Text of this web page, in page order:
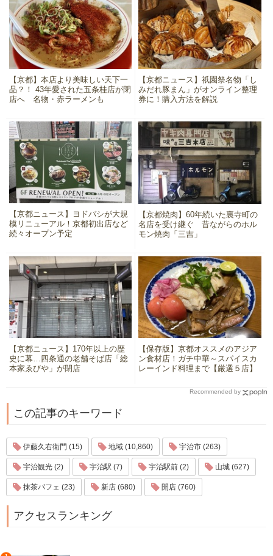
【京都】本店より美味しい天下一
品？！ 43年愛された五条桂店が閉
店へ 名物・赤ラーメンも
【京都ニュース】祇園祭名物「し
みだれ豚まん」がオンライン整理
券に！購入方法を解説
【京都ニュース】ヨドバシが大規
模リニューアル！京都初出店など
続々オープン予定
【京都焼肉】60年続いた裏寺町の
名店を受け継ぐ 昔ながらのホル
モン焼肉「三吉」
【京都ニュース】170年以上の歴
史に幕…四条通の老舗そば店「総
本家ゑびや」が閉店
【保存版】京都オススメのアジア
ン食材店！ガチ中華～スパイスカ
レーインド料理まで【厳選５店】
Recommended by
この記事のキーワード
伊藤久右衛門 (15) 地域 (10,860) 宇治市 (263)
宇治観光 (2) 宇治駅 (7) 宇治駅前 (2) 山城 (627)
抹茶パフェ (23) 新店 (680) 開店 (760)
アクセスランキング